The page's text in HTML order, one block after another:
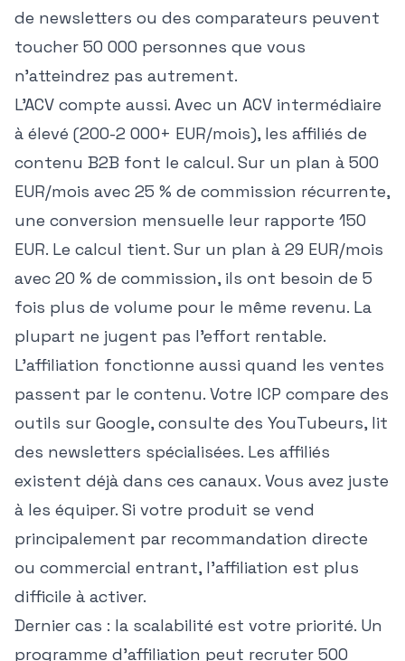
de newsletters ou des comparateurs peuvent
toucher 50 000 personnes que vous
n'atteindrez pas autrement.
L'ACV compte aussi. Avec un ACV intermédiaire
à élevé (200-2 000+ EUR/mois), les affiliés de
contenu B2B font le calcul. Sur un plan à 500
EUR/mois avec 25 % de commission récurrente,
une conversion mensuelle leur rapporte 150
EUR. Le calcul tient. Sur un plan à 29 EUR/mois
avec 20 % de commission, ils ont besoin de 5
fois plus de volume pour le même revenu. La
plupart ne jugent pas l'effort rentable.
L'affiliation fonctionne aussi quand les ventes
passent par le contenu. Votre ICP compare des
outils sur Google, consulte des YouTubeurs, lit
des newsletters spécialisées. Les affiliés
existent déjà dans ces canaux. Vous avez juste
à les équiper. Si votre produit se vend
principalement par recommandation directe
ou commercial entrant, l'affiliation est plus
difficile à activer.
Dernier cas : la scalabilité est votre priorité. Un
programme d'affiliation peut recruter 500